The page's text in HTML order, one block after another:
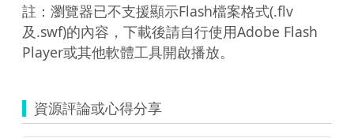
註：瀏覽器已不支援顯示Flash檔案格式(.flv
及.swf)的內容，下載後請自行使用Adobe Flash
Player或其他軟體工具開啟播放。
資源評論或心得分享